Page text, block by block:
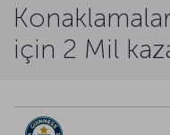
için 2 Mil